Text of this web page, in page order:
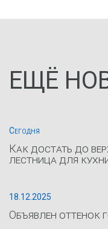
ЕЩЁ
Сегодня
Как достать до
лестница для
18.12.2025
Объявлен оттенок